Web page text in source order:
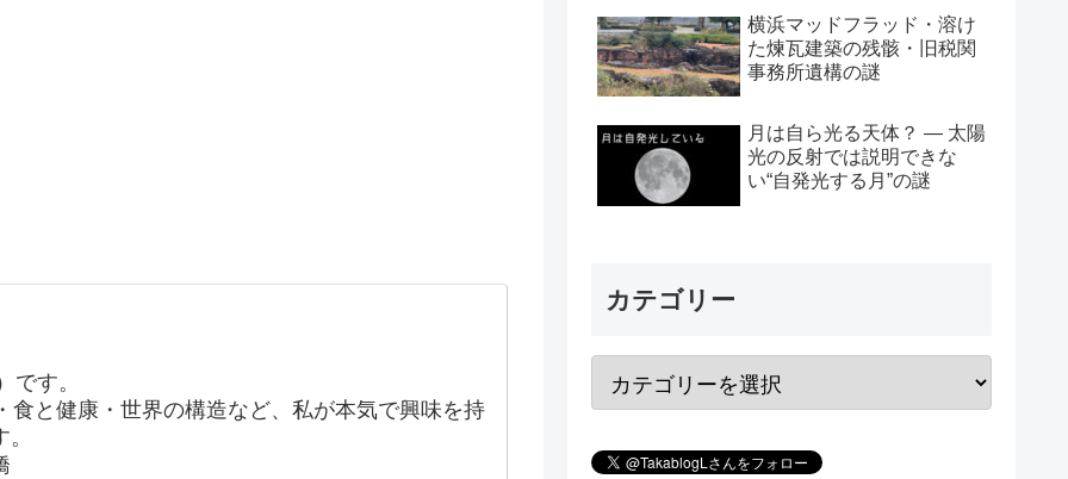
です。
食と健康・世界の構造など、私が本気で興味を持
横浜マッドフラッド・溶け
た煉瓦建築の残骸・旧税関
事務所遺構の謎
月は自ら光る天体？ ― 太陽
光の反射では説明できな
い“自発光する月”の謎
カテゴリー